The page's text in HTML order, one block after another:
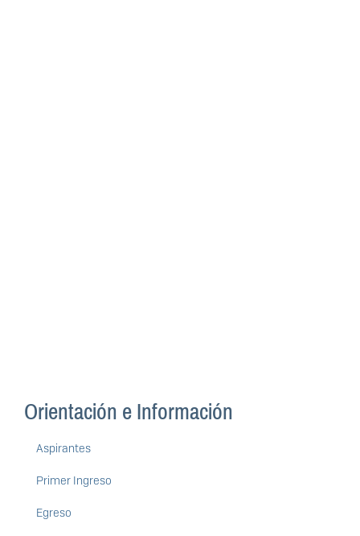
Orientación e Información
Aspirantes
Primer Ingreso
Egreso